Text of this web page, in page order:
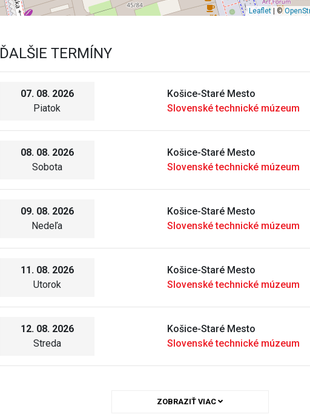
Leaflet| ©
ĎALŠIE TERMÍNY
07. 08. 2026
Piatok
Košice-Staré Mesto
Slovenské technické múzeum
08. 08. 2026
Sobota
Košice-Staré Mesto
Slovenské technické múzeum
09. 08. 2026
Nedeľa
Košice-Staré Mesto
Slovenské technické múzeum
11. 08. 2026
Utorok
Košice-Staré Mesto
Slovenské technické múzeum
12. 08. 2026
Streda
Košice-Staré Mesto
Slovenské technické múzeum
ZOBRAZIŤ VIAC